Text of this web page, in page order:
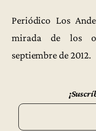
Periódico Los
mirada de los
septiembre de 2012.